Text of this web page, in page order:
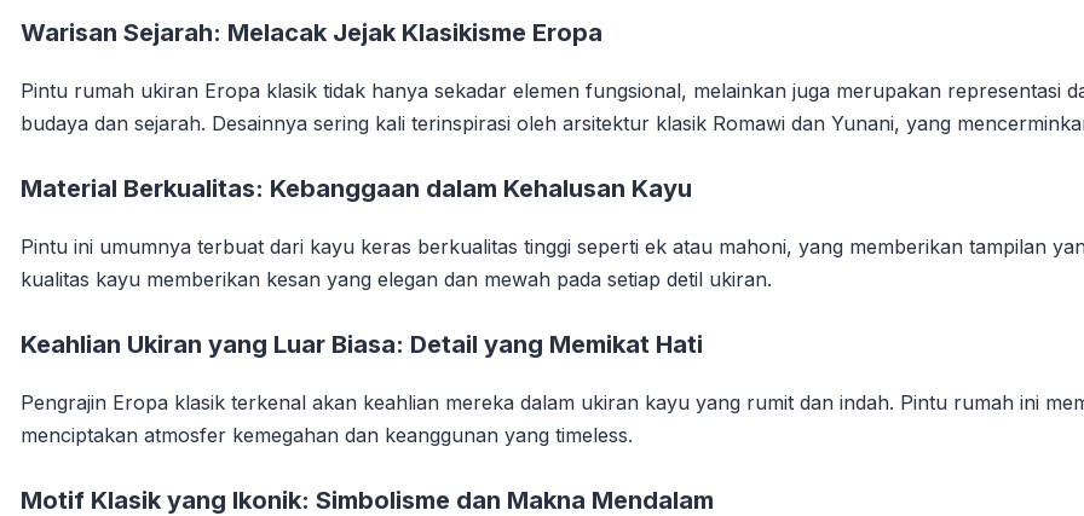
Warisan Sejarah: Melacak Jejak Klasikisme Eropa
Pintu rumah ukiran Eropa klasik tidak hanya sekadar elemen fungsional, melainkan juga merupakan representasi
budaya dan sejarah. Desainnya sering kali terinspirasi oleh arsitektur klasik Romawi dan Yunani, yang
Material Berkualitas: Kebanggaan dalam Kehalusan Kayu
Pintu ini umumnya terbuat dari kayu keras berkualitas tinggi seperti ek atau mahoni, yang memberikan tampilan
kualitas kayu memberikan kesan yang elegan dan mewah pada setiap detil ukiran.
Keahlian Ukiran yang Luar Biasa: Detail yang Memikat Hati
Pengrajin Eropa klasik terkenal akan keahlian mereka dalam ukiran kayu yang rumit dan indah. Pintu rumah ini
menciptakan atmosfer kemegahan dan keanggunan yang timeless.
Motif Klasik yang Ikonik: Simbolisme dan Makna Mendalam